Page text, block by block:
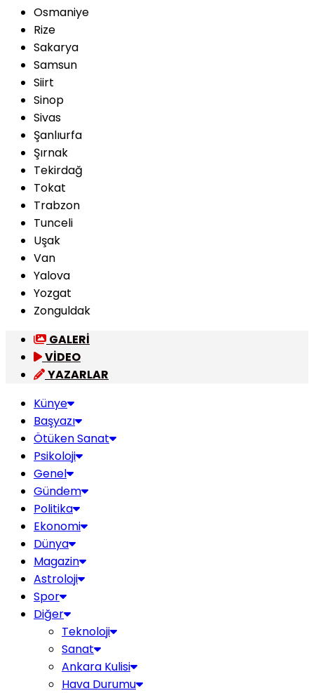
Osmaniye
Rize
Sakarya
Samsun
Siirt
Sinop
Sivas
Şanlıurfa
Şırnak
Tekirdağ
Tokat
Trabzon
Tunceli
Uşak
Van
Yalova
Yozgat
Zonguldak
GALERİ
VİDEO
YAZARLAR
Künye
Başyazı
Ötüken Sanat
Psikoloji
Genel
Gündem
Politika
Ekonomi
Dünya
Magazin
Astroloji
Spor
Diğer
Teknoloji
Sanat
Ankara Kulisi
Hava Durumu